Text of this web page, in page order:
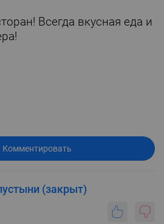
Всегда вкусная еда и
Комментировать
(закрыт)